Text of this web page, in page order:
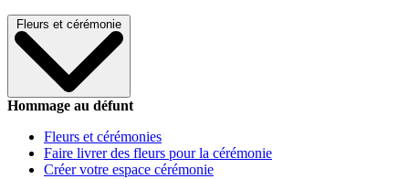
Fleurs et cérémonie
Hommage au défunt
Fleurs et cérémonies
Faire livrer des fleurs pour la cérémonie
Créer votre espace cérémonie